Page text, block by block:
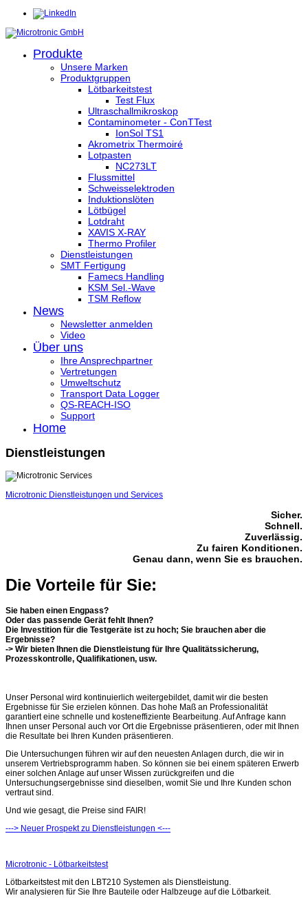
Produkte
Unsere Marken
Produktgruppen
Lötbarkeitstest
Test Flux
Ultraschallmikroskop
Contaminometer - ConTTest
IonSol TS1
Akrometrix Thermoiré
Lotpasten
NC273LT
Flussmittel
Schweisselektroden
Induktionslöten
Lötbügel
Lotdraht
XAVIS X-RAY
Thermo Profiler
Dienstleistungen
SMT Fertigung
Famecs Handling
KSM Sel.-Wave
TSM Reflow
News
Newsletter anmelden
Video
Über uns
Ihre Ansprechpartner
Vertretungen
Umweltschutz
Transport Data Logger
QS-REACH-ISO
Support
Home
Dienstleistungen
Microtronic Dienstleistungen und Services
Sicher.
Schnell.
Zuverlässig.
Zu fairen Konditionen.
Genau dann, wenn Sie es brauchen.
Die Vorteile für Sie:
Sie haben einen Engpass?
Oder das passende Gerät fehlt Ihnen?
Die Investition für die Testgeräte ist zu hoch; Sie brauchen aber die
Ergebnisse?
-> Wir bieten Ihnen die Dienstleistung für Ihre Qualitätssicherung,
Prozesskontrolle, Qualifikationen, usw.
Unser Personal wird kontinuierlich weitergebildet, damit wir die besten
Ergebnisse für Sie erzielen können. Das hohe Maß an Professionalität
garantiert eine schnelle und kosteneffiziente Bearbeitung. Auf Anfrage kann
Ihnen unser Personal auch vor Ort die Ergebnisse präsentieren, oder mit Ihnen
die Resultate bei Ihren Kunden präsentieren.
Die Untersuchungen führen wir auf den neuesten Anlagen durch, die wir in
unserem Vertriebsprogramm haben. So können sie bei einem späteren Erwerb
einer solchen Anlage auf unser Wissen zurückgreifen und die
Untersuchungsergebnisse sind dieselben, womit Sie und Ihre Kunden schon
vertraut sind.
Und wie gesagt, die Preise sind FAIR!
---> Neuer Prospekt zu Dienstleistungen <---
Microtronic - Lötbarkeitstest
Lötbarkeitstest mit den LBT210 Systemen als Dienstleistung.
Wir analysieren für Sie Ihre Bauteile oder Halbzeuge auf die Lötbarkeit.